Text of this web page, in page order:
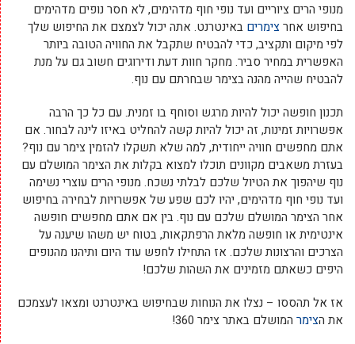
מנופי הרים ציוריים ועד נופי חוף מדהימים, לא חסר נופים מדהימים
בחיפוש אחרצימרים באינטרנט. אתה יכול לצמצם את החיפוש שלך
לפי מיקום ותקציב, כדי להבטיח שתקבל את החוויה הטובה ביותר
האפשרית במחיר סביר. מחקר חוות דעת ודירוגים חשוב גם על מנת
להבטיח שהייה מהנה בצימר שבחרתם עם נוף.
תכנון חופשה יכול להיות מרגש וסוחף בו זמנית. עם כל כך הרבה
אפשרויות זמינות, זה יכול להיות קשה להחליט באיזו לינה לבחור. אם
אתם מחפשים חוויה ייחודית, למה שלא תשקלו להזמין צימר עם נוף?
בעזרת משאבים מקוונים תוכלו למצוא בקלות את הצימר המושלם עם
נוף שיהפוך את הטיול שלכם לבלתי נשכח. מנופי הרים עוצרי נשימה
ועד נופי חוף מדהימים, יהיו לכם שפע של אפשרויות לבחירה בחיפוש
אחר הצימר המושלם שלכם עם נוף. בין אם אתם מחפשים חופשה
אינטימית או חופשה מלאת הרפתקאות, בטוח יש משהו שיענה על
הצרכים והרצונות שלכם. אז התחילו לחפש עוד היום ותיהנו מהנופים
היפים כשאתם מזמינים את השהות שלכם!
אז אל תהססו – נצלו את הנוחות שבחיפוש באינטרנט ומצאו לעצמכם
את הצימר המושלם באתר צימר 360!